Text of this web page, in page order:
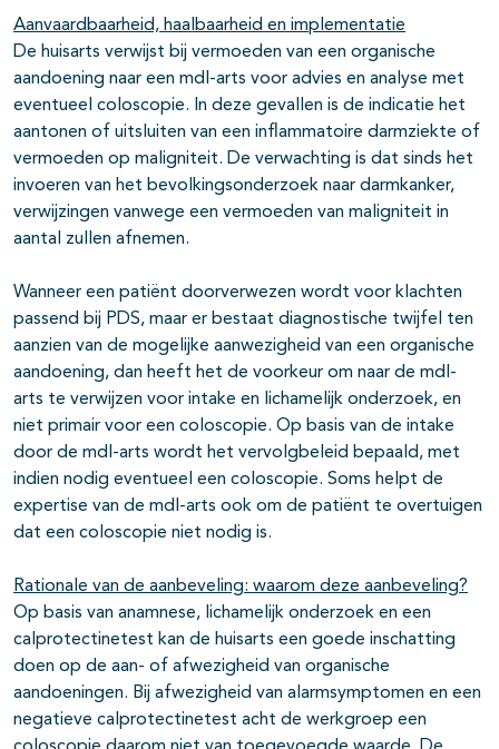
Aanvaardbaarheid, haalbaarheid en implementatie
De huisarts verwijst bij vermoeden van een organische
aandoening naar een mdl-arts voor advies en analyse met
eventueel coloscopie. In deze gevallen is de indicatie het
aantonen of uitsluiten van een inflammatoire darmziekte of
vermoeden op maligniteit. De verwachting is dat sinds het
invoeren van het bevolkingsonderzoek naar darmkanker,
verwijzingen vanwege een vermoeden van maligniteit in
aantal zullen afnemen.
Wanneer een patiënt doorverwezen wordt voor klachten
passend bij PDS, maar er bestaat diagnostische twijfel ten
aanzien van de mogelijke aanwezigheid van een organische
aandoening, dan heeft het de voorkeur om naar de mdl-
arts te verwijzen voor intake en lichamelijk onderzoek, en
niet primair voor een coloscopie. Op basis van de intake
door de mdl-arts wordt het vervolgbeleid bepaald, met
indien nodig eventueel een coloscopie. Soms helpt de
expertise van de mdl-arts ook om de patiënt te overtuigen
dat een coloscopie niet nodig is.
Rationale van de aanbeveling: waarom deze aanbeveling?
Op basis van anamnese, lichamelijk onderzoek en een
calprotectinetest kan de huisarts een goede inschatting
doen op de aan- of afwezigheid van organische
aandoeningen. Bij afwezigheid van alarmsymptomen en een
negatieve calprotectinetest acht de werkgroep een